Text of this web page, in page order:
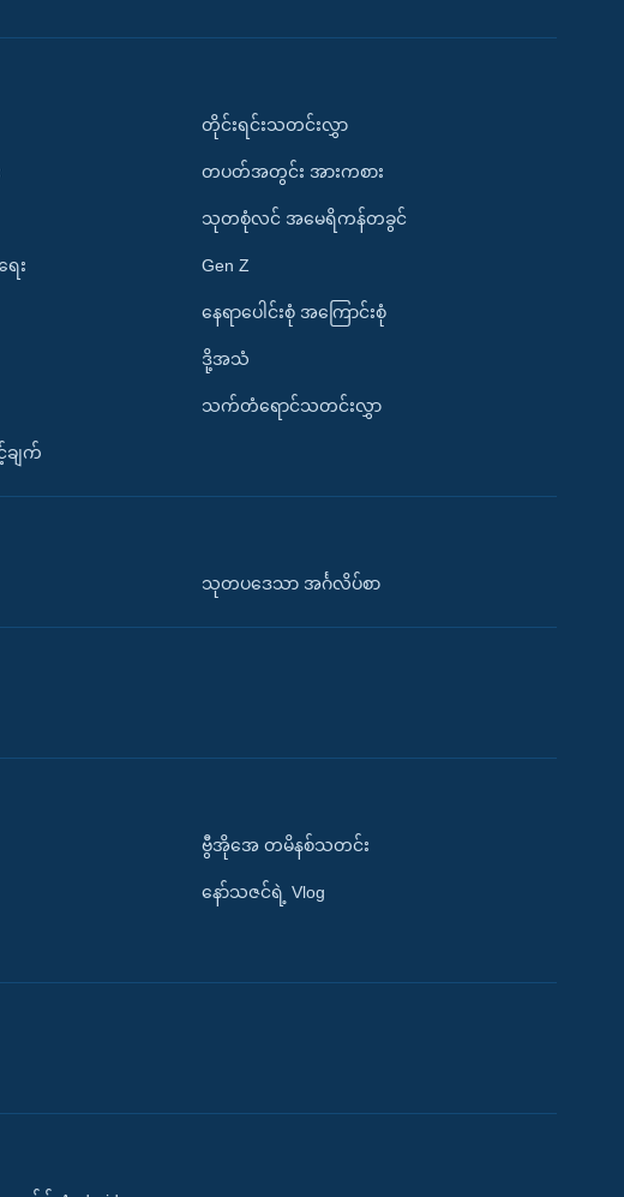
း
ချက်
တိုင်းရင်းသတင်းလွှာ
တပတ်အတွင်း အားကစား
သုတစုံလင် အမေရိကန်တခွင်
Gen Z
နေရာပေါင်းစုံ အကြောင်းစုံ
ဒို့အသံ
သက်တံရောင်သတင်းလွှာ
သုတပဒေသာ အင်္ဂလိပ်စာ
ဗွီအိုအေ တမိနစ်သတင်း
နော်သဇင်ရဲ့ Vlog